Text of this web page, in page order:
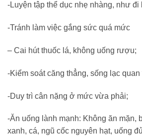
-Luyện tập thể dục nhẹ nhàng, như đi
-Tránh làm việc gắng sức quá mức
– Cai hút thuốc lá, không uống rượu;
-Kiểm soát căng thẳng, sống lạc quan
-Duy trì cân nặng ở mức vừa phải;
-Ăn uống lành mạnh: Không ăn mặn,
xanh, cá, ngũ cốc nguyên hạt, uống